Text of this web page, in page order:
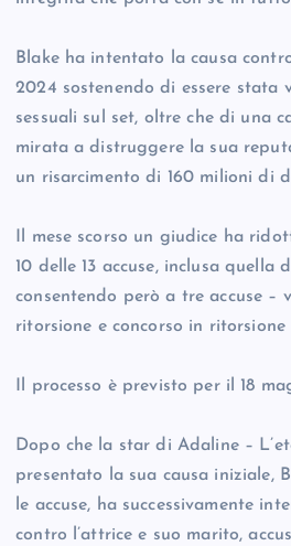
Blake ha intentato la causa
2024 sostenendo di essere stata
sessuali sul set, oltre che di una
mirata a distruggere la sua
un risarcimento di 160 milioni di
Il mese scorso un giudice ha
10 delle 13 accuse, inclusa quella
consentendo però a tre accuse –
ritorsione e concorso in ritorsione
Il processo è previsto per il 18
Dopo che la star di Adaline –
presentato la sua causa iniziale,
le accuse, ha successivamente
contro l’attrice e suo marito,